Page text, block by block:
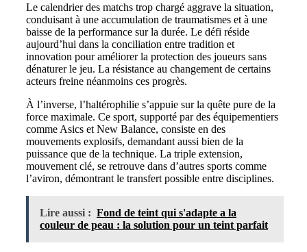
Le calendrier des matchs trop chargé aggrave la situation,
conduisant à une accumulation de traumatismes et à une
baisse de la performance sur la durée. Le défi réside
aujourd’hui dans la conciliation entre tradition et
innovation pour améliorer la protection des joueurs sans
dénaturer le jeu. La résistance au changement de certains
acteurs freine néanmoins ces progrès.
À l’inverse, l’haltérophilie s’appuie sur la quête pure de la
force maximale. Ce sport, supporté par des équipementiers
comme Asics et New Balance, consiste en des
mouvements explosifs, demandant aussi bien de la
puissance que de la technique. La triple extension,
mouvement clé, se retrouve dans d’autres sports comme
l’aviron, démontrant le transfert possible entre disciplines.
Lire aussi : Fond de teint qui s'adapte a la
couleur de peau : la solution pour un teint parfait